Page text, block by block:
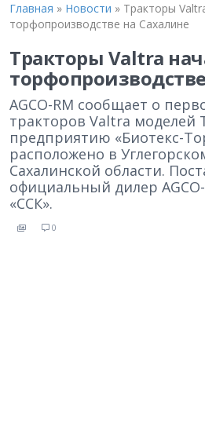
Главная » Новости » Тракторы
торфопроизводстве на Сахалине
Тракторы Valtra
AGCO-RM сообщает о
тракторов Valtra моделей
предприятию «Биотекс-
расположено в
Сахалинской области.
официальный дилер
«ССК».
0